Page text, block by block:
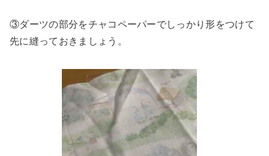
③ダーツの部分をチャコペーパーでしっかり形をつけて
先に縫っておきましょう。